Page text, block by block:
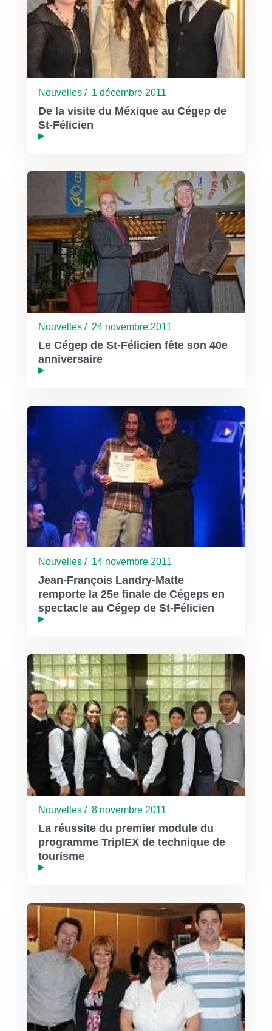
Nouvelles / 1 décembre 2011
De la visite du Méxique au Cégep de
St-Félicien
Nouvelles / 24 novembre 2011
Le Cégep de St-Félicien fête son 40e
anniversaire
Nouvelles / 14 novembre 2011
Jean-François Landry-Matte
remporte la 25e finale de Cégeps en
spectacle au Cégep de St-Félicien
Nouvelles / 8 novembre 2011
La réussite du premier module du
programme TriplEX de technique de
tourisme